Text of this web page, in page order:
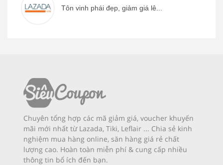
Tôn vinh phái đẹp, giảm giá lê...
Chuyên tổng hợp các mã giảm giá, voucher khuyến
mãi mới nhất từ Lazada, Tiki, Leflair ... Chia sẻ kinh
nghiệm mua hàng online, săn hàng giá rẻ chất
lượng cao. Hoàn toàn miễn phí & cung cấp nhiều
thông tin bổ ích đến bạn.